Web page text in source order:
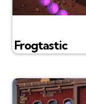
Frogtastic